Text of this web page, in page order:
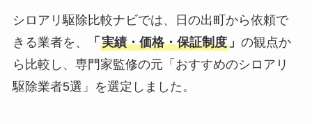
シロアリ駆除比較ナビでは、日の出町から依頼で
きる業者を、
「 実績・価格・保証制度」 の観点か
ら比較し、専門家監修の元「おすすめのシロアリ
駆除業者5選」を選定しました。